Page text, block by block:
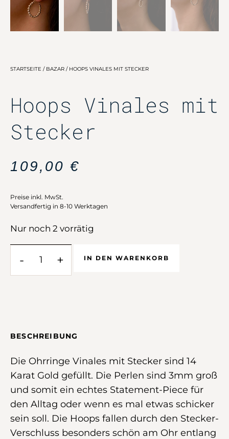
STARTSEITE / BAZAR / HOOPS VINALES MIT STECKER
Hoops Vinales mit
Stecker
109,00 €
Preise inkl. MwSt.
Versandfertig in 8-10 Werktagen
Nur noch 2 vorrätig
- + IN DEN WARENKORB
BESCHREIBUNG
Die Ohrringe Vinales mit Stecker sind 14
Karat Gold gefüllt. Die Perlen sind 3mm groß
und somit ein echtes Statement-Piece für
den Alltag oder wenn es mal etwas schicker
sein soll. Die Hoops fallen durch den Stecker-
Verschluss besonders schön am Ohr entlang